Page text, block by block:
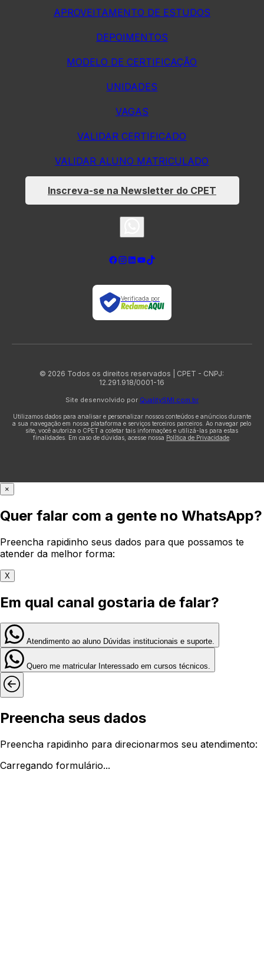
APROVEITAMENTO DE ESTUDOS
DEPOIMENTOS
MODELO DE CERTIFICAÇÃO
UNIDADES
VAGAS
VALIDAR CERTIFICADO
VALIDAR ALUNO MATRICULADO
Inscreva-se na Newsletter do CPET
Verificada por
© 2026 Todos os direitos reservados | CPET - CNPJ:
12.291.918/0001-16
Site desenvolvido por QualitySMI.com.br
Utilizamos dados para analisar e personalizar nossos conteúdos e anúncios durante
a sua navegação em nossa plataforma e serviços terceiros parceiros. Ao navegar pelo
site, você autoriza o CPET a coletar tais informações e utilizá-las para estas
finalidades. Em caso de dúvidas, acesse nossa Política de Privacidade
×
Quer falar com a gente no WhatsApp?
Preencha rapidinho seus dados para que possamos te
atender da melhor forma:
X
Em qual canal gostaria de falar?
Atendimento ao aluno Dúvidas institucionais e suporte.
Quero me matricular Interessado em cursos técnicos.
Preencha seus dados
Preencha rapidinho para direcionarmos seu atendimento:
Carregando formulário...